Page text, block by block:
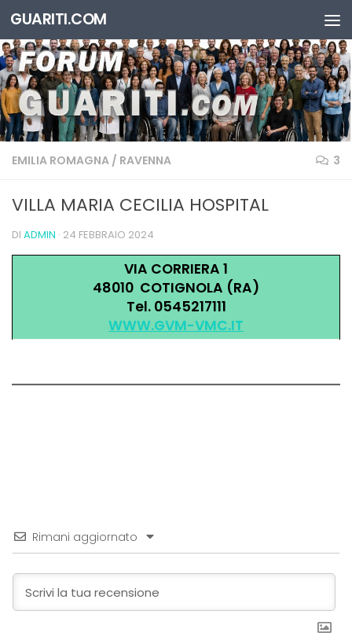
Salta al contenuto
GUARITI.COM
EMILIA ROMAGNA / RAVENNA 3
VILLA MARIA CECILIA HOSPITAL
DI ADMIN · 24 FEBBRAIO 2024
VIA CORRIERA 1
48010 COTIGNOLA (RA)
Tel. 0545217111
WWW.GVM-VMC.IT
Rimani aggiornato